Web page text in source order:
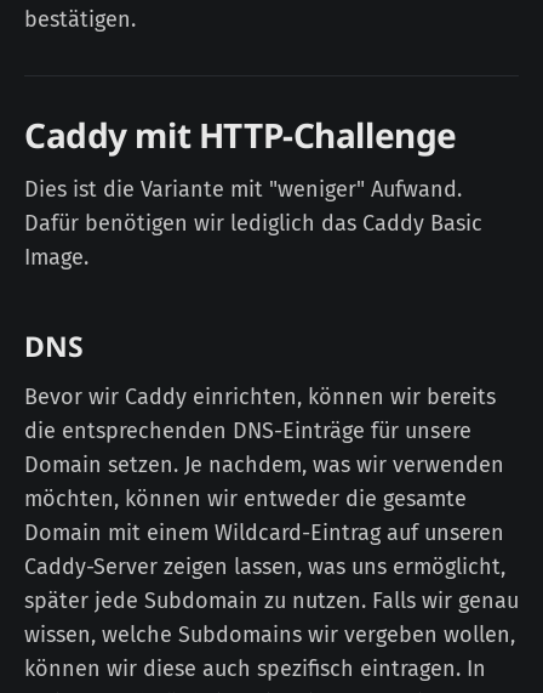
bestätigen.
Caddy mit HTTP-Challenge
Dies ist die Variante mit "weniger" Aufwand.
Dafür benötigen wir lediglich das Caddy Basic
Image.
DNS
Bevor wir Caddy einrichten, können wir bereits
die entsprechenden DNS-Einträge für unsere
Domain setzen. Je nachdem, was wir verwenden
möchten, können wir entweder die gesamte
Domain mit einem Wildcard-Eintrag auf unseren
Caddy-Server zeigen lassen, was uns ermöglicht,
später jede Subdomain zu nutzen. Falls wir genau
wissen, welche Subdomains wir vergeben wollen,
können wir diese auch spezifisch eintragen. In